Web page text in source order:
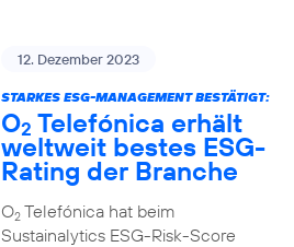
12. Dezember 2023
STARKES ESG-MANAGEMENT BESTÄTIGT:
O2 Telefónica erhält
weltweit bestes ESG-
Rating der Branche
O2Telefónica hat beim
Sustainalytics ESG-Risk-Score